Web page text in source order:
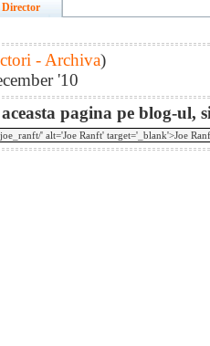
Director
- Archiva)
'10
pagina pe blog-ul,